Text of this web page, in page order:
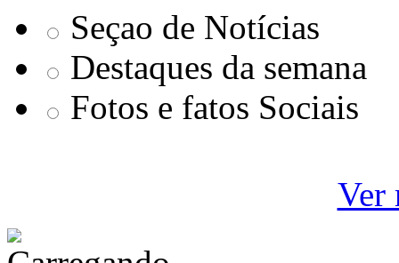
Seçao de Notícias
Destaques da semana
Fotos e fatos Sociais
Ver